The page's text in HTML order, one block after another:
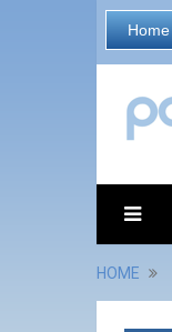
Home
HOME